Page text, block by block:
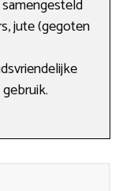
jute (gegoten